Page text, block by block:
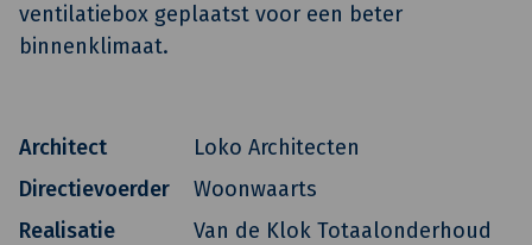
ventilatiebox geplaatst voor een beter
binnenklimaat.
Architect
Loko Architecten
Directievoerder
Woonwaarts
Realisatie
Van de Klok Totaalonderhoud